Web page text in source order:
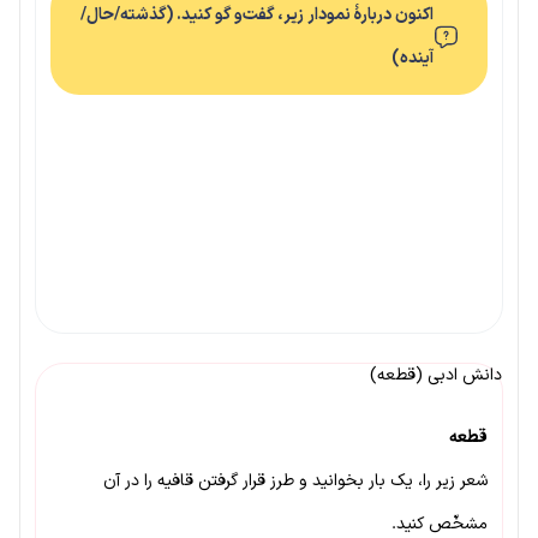
اکنون دربارهٔ نمودار زیر، گفت‌و گو کنید. (گذشته/حال/
آینده)
دانش ادبی (قطعه)
قطعه
شعر زیر را، یک بار بخوانید و طرز قرار گرفتن قافیه را در آن
مشخّص کنید.